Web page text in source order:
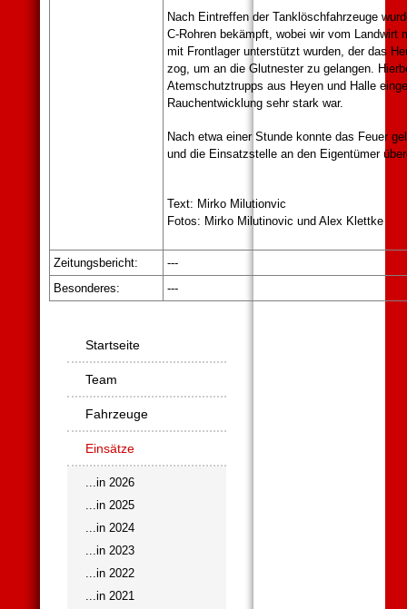
Nach Eintreffen der Tanklöschfahrzeuge
C-Rohren bekämpft, wobei wir vom Landwirt
mit Frontlager unterstützt wurden, der das
zog, um an die Glutnester zu gelangen.
Atemschutztrupps aus Heyen und Halle
Rauchentwicklung sehr stark war.
Nach etwa einer Stunde konnte das Feuer
und die Einsatzstelle an den Eigentümer
Text: Mirko Milutionvic
Fotos: Mirko Milutinovic und Alex Klettke
Zeitungsbericht:
---
Besonderes: ---
Navigation
überspringen
Startseite
Team
Fahrzeuge
Einsätze
...in 2026
...in 2025
...in 2024
...in 2023
...in 2022
...in 2021